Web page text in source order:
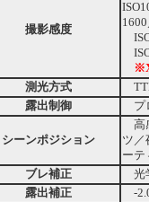
撮影感度
測光方式
露出制御
プ
シーンポジション
高
ツ／
ーテ
ブレ補正
光
露出補正
-